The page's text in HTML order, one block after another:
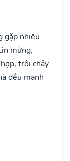
gặp nhiều
mừng,
trôi chảy
đều mạnh